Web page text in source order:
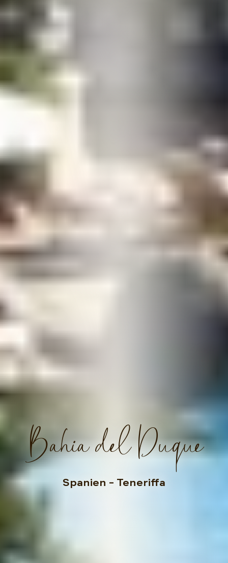
Bahia del Duque
Spanien – Teneriffa